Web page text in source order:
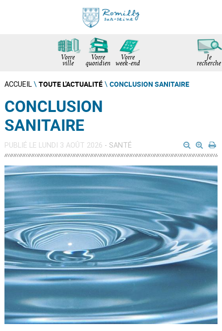
Je
recherche
Votre
ville
Votre
quotidien
Votre
week-end
ACCUEIL\ TOUTE L'ACTUALITÉ\ CONCLUSION SANITAIRE
CONCLUSION
SANITAIRE
PUBLIÉ LE LUNDI 3 AOÛT 2026 - SANTÉ